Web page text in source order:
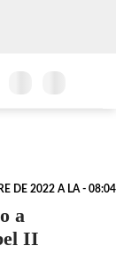
DE 2022 A LA - 08:04
a
II